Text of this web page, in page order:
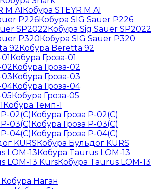
Кобура STEYR M A1
Кобура SIG Sauer P226
Кобура Sig Sauer SP2022
Кобура SIG Sauer P320
Кобура Beretta 92
Кобура Гроза-01
Кобура Гроза-02
Кобура Гроза-03
Кобура Гроза-04
Кобура Гроза-05
Кобура Темп-1
Кобура Гроза Р-02(С)
Кобура Гроза Р-03(С)
Кобура Гроза Р-04(С)
Кобура Бульдог KURS
Кобура Taurus LOM-13
Кобура Taurus LOM-13
Кобура Наган